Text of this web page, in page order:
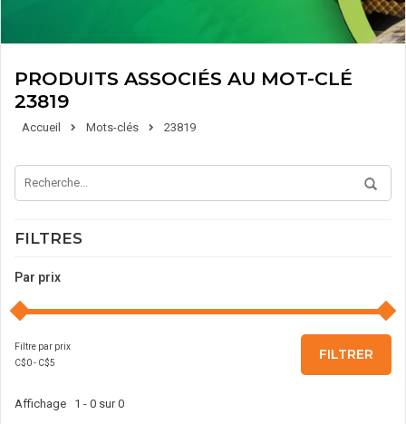
PRODUITS ASSOCIÉS AU MOT-CLÉ
23819
Accueil Mots-clés 23819
FILTRES
Par prix
Filtre par prix
C$0- C$5
FILTRER
Affichage 1 - 0 sur 0